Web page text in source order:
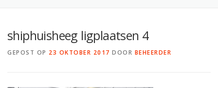
shiphuisheeg ligplaatsen 4
GEPOST OP 23 OKTOBER 2017 DOOR BEHEERDER